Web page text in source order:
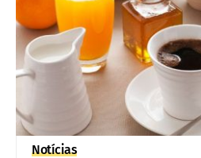
Notícias